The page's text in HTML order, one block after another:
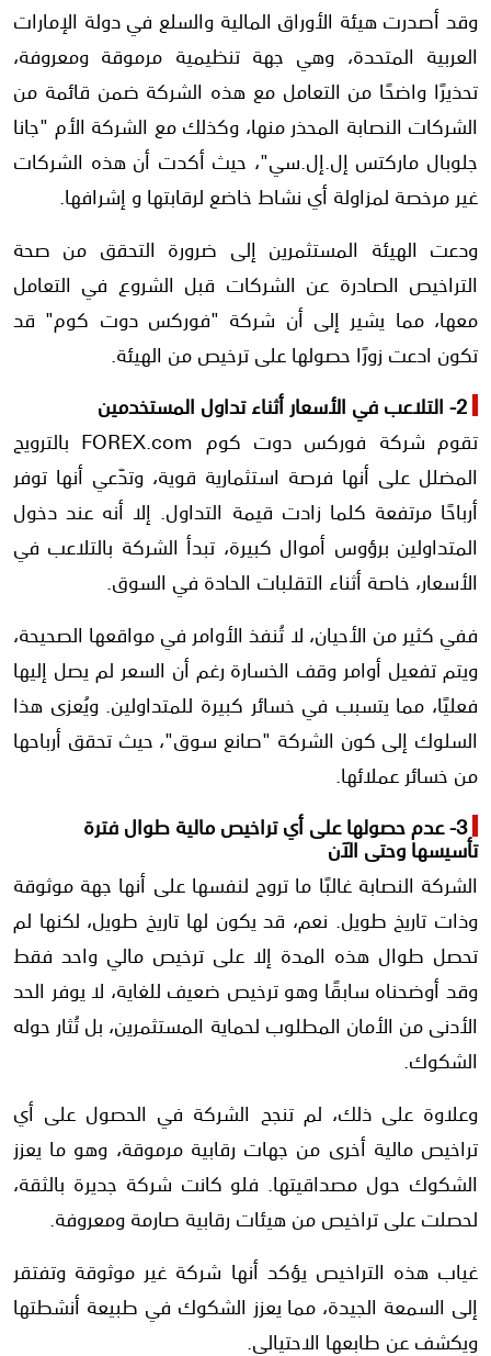
وقد أصدرت هيئة الأوراق المالية والسلع في دولة الإمارات
العربية المتحدة، وهي جهة تنظيمية مرموقة ومعروفة،
تحذيرًا واضحًا من التعامل مع هذه الشركة ضمن قائمة من
الشركات النصابة المحذر منها، وكذلك مع الشركة الأم "جانا
جلوبال ماركتس إل.إل.سي"، حيث أكدت أن هذه الشركات
غير مرخصة لمزاولة أي نشاط خاضع لرقابتها و إشرافها.
ودعت الهيئة المستثمرين إلى ضرورة التحقق من صحة
التراخيص الصادرة عن الشركات قبل الشروع في التعامل
معها، مما يشير إلى أن شركة "فوركس دوت كوم" قد
تكون ادعت زورًا حصولها على ترخيص من الهيئة.
2- التلاعب في الأسعار أثناء تداول المستخدمين
تقوم شركة فوركس دوت كوم FOREX.com بالترويج
المضلل على أنها فرصة استثمارية قوية، وتدّعي أنها توفر
أرباحًا مرتفعة كلما زادت قيمة التداول. إلا أنه عند دخول
المتداولين برؤوس أموال كبيرة، تبدأ الشركة بالتلاعب في
الأسعار، خاصة أثناء التقلبات الحادة في السوق.
ففي كثير من الأحيان، لا تُنفذ الأوامر في مواقعها الصحيحة،
ويتم تفعيل أوامر وقف الخسارة رغم أن السعر لم يصل إليها
فعليًا، مما يتسبب في خسائر كبيرة للمتداولين. ويُعزى هذا
السلوك إلى كون الشركة "صانع سوق"، حيث تحقق أرباحها
من خسائر عملائها.
3- عدم حصولها على أي تراخيص مالية طوال فترة
تأسيسها وحتى الآن
الشركة النصابة غالبًا ما تروج لنفسها على أنها جهة موثوقة
وذات تاريخ طويل. نعم، قد يكون لها تاريخ طويل، لكنها لم
تحصل طوال هذه المدة إلا على ترخيص مالي واحد فقط
وقد أوضحناه سابقًا وهو ترخيص ضعيف للغاية، لا يوفر الحد
الأدنى من الأمان المطلوب لحماية المستثمرين، بل تُثار حوله
الشكوك.
وعلاوة على ذلك، لم تنجح الشركة في الحصول على أي
تراخيص مالية أخرى من جهات رقابية مرموقة، وهو ما يعزز
الشكوك حول مصداقيتها. فلو كانت شركة جديرة بالثقة،
لحصلت على تراخيص من هيئات رقابية صارمة ومعروفة.
غياب هذه التراخيص يؤكد أنها شركة غير موثوقة وتفتقر
إلى السمعة الجيدة، مما يعزز الشكوك في طبيعة أنشطتها
ويكشف عن طابعها الاحتيالي.